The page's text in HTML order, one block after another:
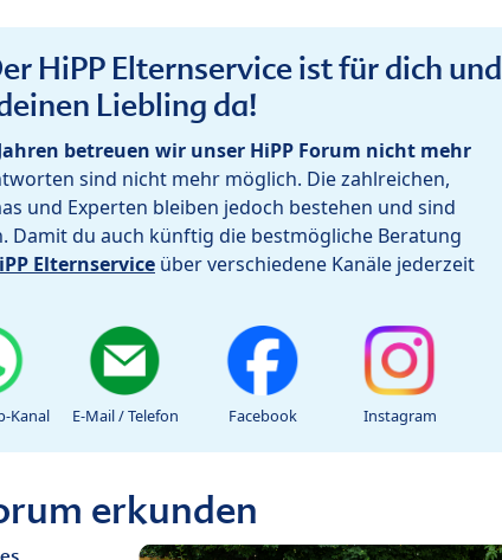
HiPP Elternservice ist für dich und
Liebling da!
betreuen wir unser HiPP Forum nicht mehr
sind nicht mehr möglich. Die zahlreichen,
und Experten bleiben jedoch bestehen und sind
Damit du auch künftig die bestmögliche Beratung
Elternservice über verschiedene Kanäle jederzeit
Kanal E-Mail / Telefon Facebook Instagram
erkunden